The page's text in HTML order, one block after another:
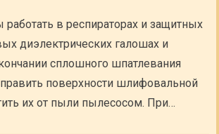
в респираторах и защитных
диэлектрических галошах и
сплошного шпатлевания
поверхности шлифовальной
их от пыли пылесосом. При…